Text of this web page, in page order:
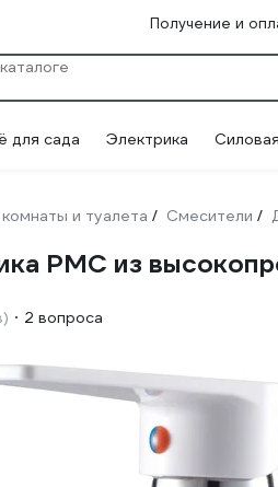
Получение и
для сада Электрика
и туалета / Смесители /
РМС из
2 вопроса